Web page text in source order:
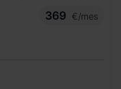
369
€/mes